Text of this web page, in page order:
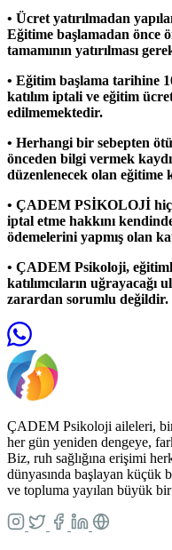
• Ücret yatırılmadan
Eğitime başlamadan önce
tamamının yatırılması
• Eğitim başlama tarihine
katılım iptali ve eğitim
edilmemektedir.
• Herhangi bir sebepten
önceden bilgi vermek
düzenlenecek olan eğitime
• ÇADEM PSİKOLOJİ
iptal etme hakkını
ödemelerini yapmış olan
• ÇADEM Psikoloji,
katılımcıların uğrayacağı
zarardan sorumlu değildir.
ÇADEM Psikoloji aileleri,
her gün yeniden dengeye,
Biz, ruh sağlığına erişimi
dünyasında başlayan küçük
ve topluma yayılan büyük